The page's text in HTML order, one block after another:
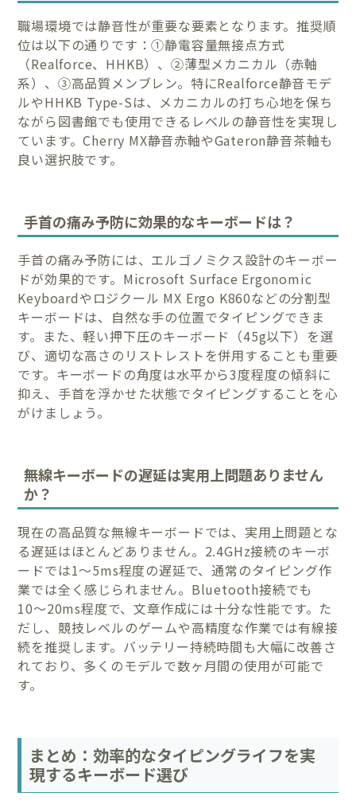
職場環境では静音性が重要な要素となります。推奨順
位は以下の通りです：①静電容量無接点方式
（Realforce、HHKB）、②薄型メカニカル（赤軸
系）、③高品質メンブレン。特にRealforce静音モデ
ルやHHKB Type-Sは、メカニカルの打ち心地を保ち
ながら図書館でも使用できるレベルの静音性を実現し
ています。Cherry MX静音赤軸やGateron静音茶軸も
良い選択肢です。
手首の痛み予防に効果的なキーボードは？
手首の痛み予防には、エルゴノミクス設計のキーボー
ドが効果的です。Microsoft Surface Ergonomic
Keyboardやロジクール MX Ergo K860などの分割型
キーボードは、自然な手の位置でタイピングできま
す。また、軽い押下圧のキーボード（45g以下）を選
び、適切な高さのリストレストを併用することも重要
です。キーボードの角度は水平から3度程度の傾斜に
抑え、手首を浮かせた状態でタイピングすることを心
がけましょう。
無線キーボードの遅延は実用上問題ありません
か？
現在の高品質な無線キーボードでは、実用上問題とな
る遅延はほとんどありません。2.4GHz接続のキーボ
ードでは1〜5ms程度の遅延で、通常のタイピング作
業では全く感じられません。Bluetooth接続でも
10〜20ms程度で、文章作成には十分な性能です。た
だし、競技レベルのゲームや高精度な作業では有線接
続を推奨します。バッテリー持続時間も大幅に改善さ
れており、多くのモデルで数ヶ月間の使用が可能で
す。
まとめ：効率的なタイピングライフを実
現するキーボード選び